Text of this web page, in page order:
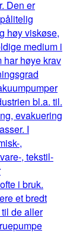
Den er
høy viskøse,
medium i
har høye krav
bl.a. til.
evakuering
I
,
, tekstil-
i bruk.
et bredt
de aller